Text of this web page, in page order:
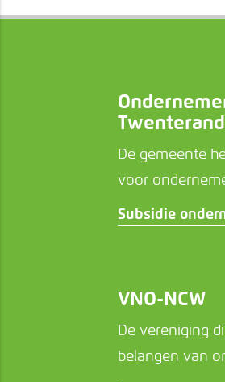
Twenterand
De gemeente
voor
Subsidie
VNO-NCW
De vereniging
belangen van